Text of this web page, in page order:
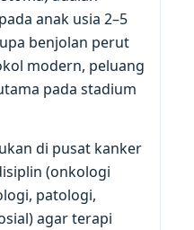
anak usia 2–5
benjolan perut
modern, peluang
pada stadium
di pusat kanker
(onkologi
patologi,
agar terapi